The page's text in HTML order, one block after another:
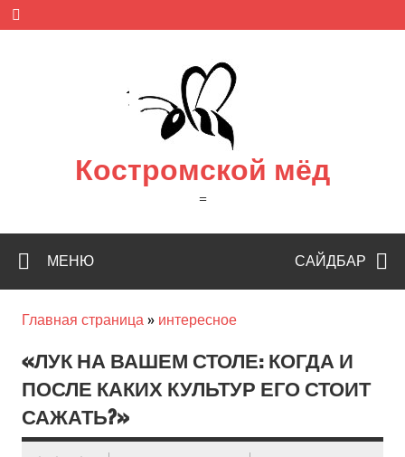
Skip
content
Костромской мёд
=
САЙДБАР
МЕНЮ
Главная страница » интересное
«ЛУК НА ВАШЕМ СТОЛЕ: КОГДА И
ПОСЛЕ КАКИХ КУЛЬТУР ЕГО СТОИТ
САЖАТЬ?»